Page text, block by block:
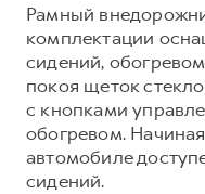
Рамный
комплектации
сидений,
покоя щеток
с кнопками
обогревом.
автомобиле
сидений.